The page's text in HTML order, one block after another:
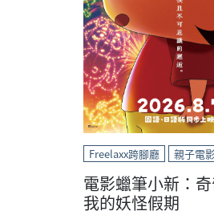
Freelaxx跨腳廳 親子電
電影蠟筆小新：奇
我的妖怪假期